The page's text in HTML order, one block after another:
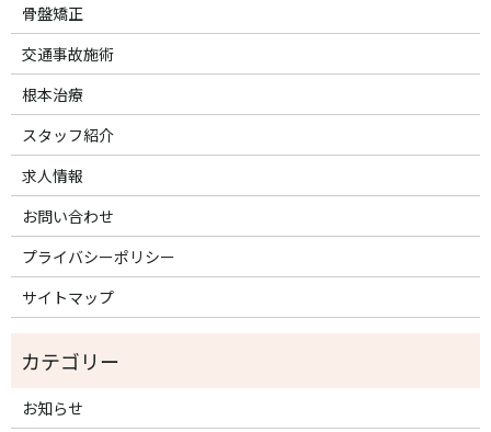
骨盤矯正
交通事故施術
根本治療
スタッフ紹介
求人情報
お問い合わせ
プライバシーポリシー
サイトマップ
お知らせ